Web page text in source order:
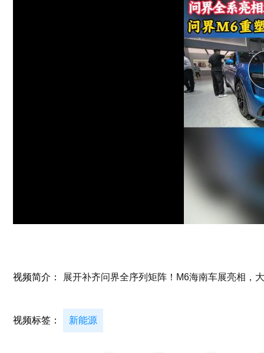
视频简介： 展开补齐问界全序列矩阵！M6海南车展亮相，
视频标签： 新能源